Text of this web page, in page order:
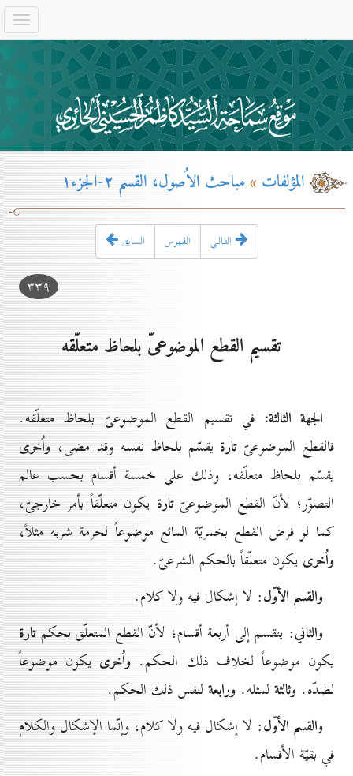
المؤلفات»مباحث الاُصول، القسم ۲-الجزء۱
السابق الفهرس التـالـي
۳۳۹
تقسيم القطع الموضوعىّ بلحاظ متعلّقه
الجهة الثالثة: في تقسيم القطع الموضوعىّ بلحاظ متعلّقه.
فالقطع الموضوعىّتارة يقسّم بلحاظ نفسه وقد مضى،واُخرى
يقسّم بلحاظ متعلّقه، وذلك على خمسة أقسام بحسب عالم
التصوّر؛ لأنّ القطع الموضوعىّتارة يكون متعلّقاً بأمر خارجىّ،
كما لو فرض القطع بخمريّة المائع موضوعاً لحرمة شربه مثلاً،
واُخرى يكون متعلّقاً بالحكم الشرعىّ.
والقسم الأوّل: لا إشكال فيه ولا كلام.
والثاني: ينقسم إلى أربعة أقسام؛ لأنّ القطع المتعلّق بحكمتارة
يكون موضوعاً لخلاف ذلك الحكم. واُخرى يكون موضوعاً
لضدّه. وثالثة لمثله. ورابعة لنفس ذلك الحكم.
والقسم الأوّل: لا إشكال فيه ولا كلام، وإنّما الإشكال والكلام
في بقيّة الأقسام.